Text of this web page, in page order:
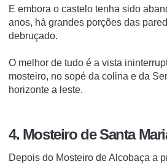
E embora o castelo tenha sido
anos, há grandes porções das
debruçado.
O melhor de tudo é a vista
mosteiro, no sopé da colina e da
horizonte a leste.
4. Mosteiro de Santa
Depois do Mosteiro de Alcobaça a